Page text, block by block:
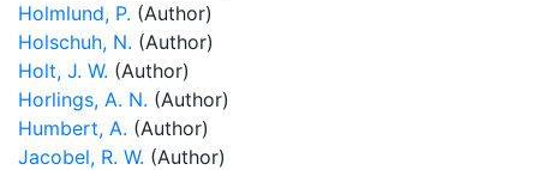
Holmlund, P. (Author)
Holschuh, N. (Author)
Holt, J. W. (Author)
Horlings, A. N. (Author)
Humbert, A. (Author)
Jacobel, R. W. (Author)